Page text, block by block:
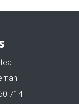
714 ·